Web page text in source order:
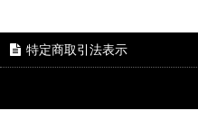
特定商取引法表示